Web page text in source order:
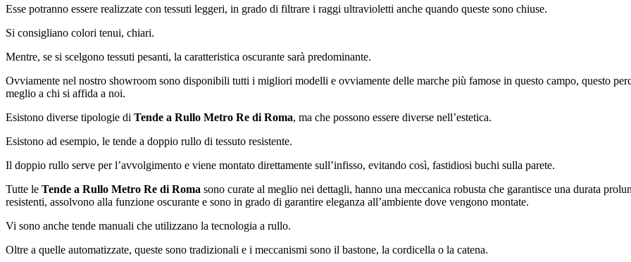
Esse potranno essere realizzate con tessuti leggeri, in grado di filtrare i raggi ultravioletti anche quando queste sono chiuse.
Si consigliano colori tenui, chiari.
Mentre, se si scelgono tessuti pesanti, la caratteristica oscurante sarà predominante.
Ovviamente nel nostro showroom sono disponibili tutti i migliori modelli e ovviamente delle marche più famose in questo campo, questo
meglio a chi si affida a noi.
Esistono diverse tipologie di Tende a Rullo Metro Re di Roma, ma che possono essere diverse nell’estetica.
Esistono ad esempio, le tende a doppio rullo di tessuto resistente.
Il doppio rullo serve per l’avvolgimento e viene montato direttamente sull’infisso, evitando così, fastidiosi buchi sulla parete.
Tutte le Tende a Rullo Metro Re di Roma sono curate al meglio nei dettagli, hanno una meccanica robusta che garantisce una durata
resistenti, assolvono alla funzione oscurante e sono in grado di garantire eleganza all’ambiente dove vengono montate.
Vi sono anche tende manuali che utilizzano la tecnologia a rullo.
Oltre a quelle automatizzate, queste sono tradizionali e i meccanismi sono il bastone, la cordicella o la catena.